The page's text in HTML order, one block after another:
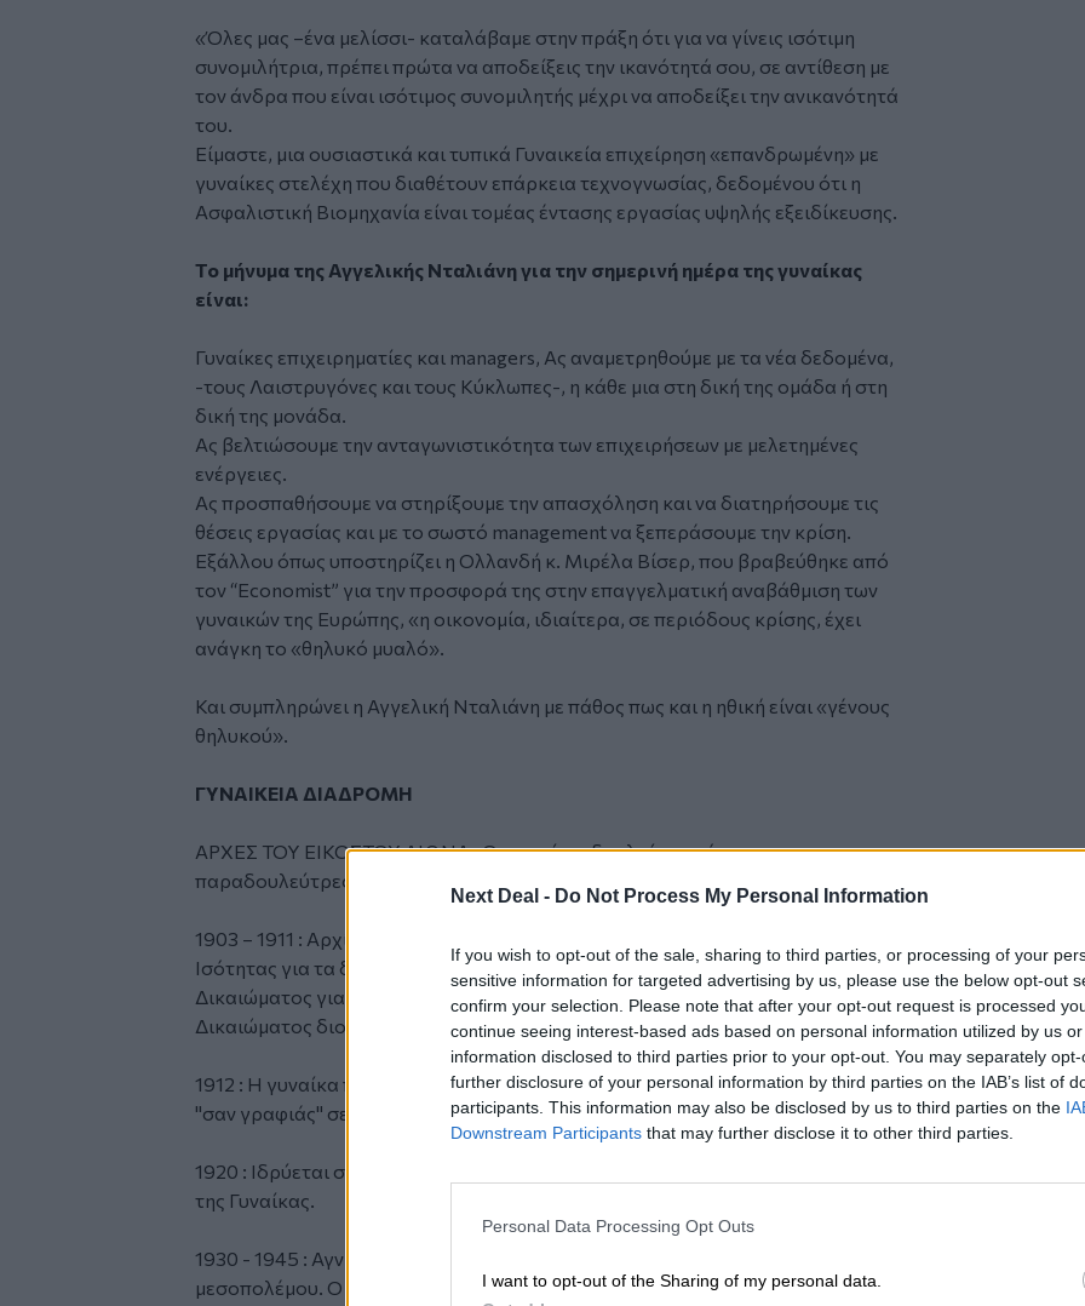
Next Deal - Do Not Process My Personal Information
If you wish to opt-out of the sale, sharing to third parties, or processing of your
sensitive information for targeted advertising by us, please use the below opt-out
confirm your selection. Please note that after your opt-out request is processed
continue seeing interest-based ads based on personal information utilized by us
information disclosed to third parties prior to your opt-out. You may separately
further disclosure of your personal information by third parties on the IAB’s list of
participants. This information may also be disclosed by us to third parties on the
Downstream Participants that may further disclose it to other third parties.
Personal Data Processing Opt Outs
I want to opt-out of the Sharing of my personal data.
«Όλες μας –ένα μελίσσι- καταλάβαμε στην πράξη ότι για να γίνεις ισότιμη
συνομιλήτρια, πρέπει πρώτα να αποδείξεις την ικανότητά σου, σε αντίθεση με
τον άνδρα που είναι ισότιμος συνομιλητής μέχρι να αποδείξει την ανικανότητά
του.
Είμαστε, μια ουσιαστικά και τυπικά Γυναικεία επιχείρηση «επανδρωμένη» με
γυναίκες στελέχη που διαθέτουν επάρκεια τεχνογνωσίας, δεδομένου ότι η
Ασφαλιστική Βιομηχανία είναι τομέας έντασης εργασίας υψηλής εξειδίκευσης.
Το μήνυμα της Αγγελικής Νταλιάνη για την σημερινή ημέρα της γυναίκας
είναι:
Γυναίκες επιχειρηματίες και managers, Ας αναμετρηθούμε με τα νέα δεδομένα,
-τους Λαιστρυγόνες και τους Κύκλωπες-, η κάθε μια στη δική της ομάδα ή στη
δική της μονάδα.
Ας βελτιώσουμε την ανταγωνιστικότητα των επιχειρήσεων με μελετημένες
ενέργειες.
Ας προσπαθήσουμε να στηρίξουμε την απασχόληση και να διατηρήσουμε τις
θέσεις εργασίας και με το σωστό management να ξεπεράσουμε την κρίση.
Εξάλλου όπως υποστηρίζει η Ολλανδή κ. Μιρέλα Βίσερ, που βραβεύθηκε από
τον “Economist” για την προσφορά της στην επαγγελματική αναβάθμιση των
γυναικών της Ευρώπης, «η οικονομία, ιδιαίτερα, σε περιόδους κρίσης, έχει
ανάγκη το «θηλυκό μυαλό».
Και συμπληρώνει η Αγγελική Νταλιάνη με πάθος πως και η ηθική είναι «γένους
θηλυκού».
ΓΥΝΑΙΚΕΙΑ ΔΙΑΔΡΟΜΗ
ΑΡΧΕΣ ΤΟΥ ΕΙΚΟΣΤΟΥ ΑΙΩΝΑ : Οι γυναίκες δουλεύουν μόνο σαν
παραδουλεύτρες.
1903 – 1911 : Αρχίζουν να διαμορφώνονται και να κατατίθενται τα αιτήματα
Ισότητας για τα δύο φύλα.
Δικαιώματος για ψήφο στη γυναίκα και
Δικαιώματος διορισμού της γυναίκας στο δημόσιο.
1912 : Η γυναίκα προσλαμβάνεται μόνο
"σαν γραφιάς" σε επιχείρηση.
1920 : Ιδρύεται σύλλογος για τα δικαιώματα
της Γυναίκας.
1930 - 1945 : Αγνή Ρουσοπούλου, είναι η πρώτη γυναίκα δικηγόρος του
μεσοπολέμου. Ο δικηγορικός